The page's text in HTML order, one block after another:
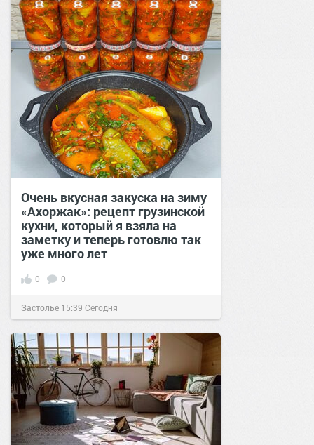
Очень вкусная закуска на зиму
«Ахоржак»: рецепт грузинской
кухни, который я взяла на
заметку и теперь готовлю так
уже много лет
0 0
Застолье 15:39 Сегодня